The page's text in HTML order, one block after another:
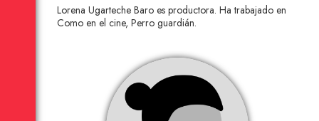
Lorena Ugarteche Baro es productora. Ha trabajado en
Como en el cine, Perro guardián.